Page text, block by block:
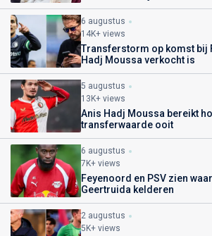
6 augustus
14K+ views
Transferstorm op komst bij
Hadj Moussa verkocht is
5 augustus
13K+ views
Anis Hadj Moussa bereikt
transferwaarde ooit
6 augustus
7K+ views
Feyenoord en PSV zien
Geertruida kelderen
2 augustus
5K+ views